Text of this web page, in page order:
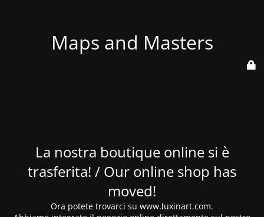
Maps and Masters
La nostra boutique online si è
trasferita! / Our online shop has
moved!
Ora potete trovarci su www.luxinart.com.